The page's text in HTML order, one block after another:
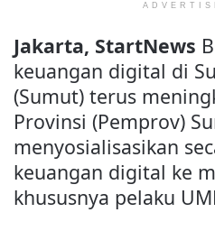
Jakarta, StartNews
keuangan digital di
(Sumut) terus
Provinsi (Pemprov)
menyosialisasikan
keuangan digital ke
khususnya pelaku